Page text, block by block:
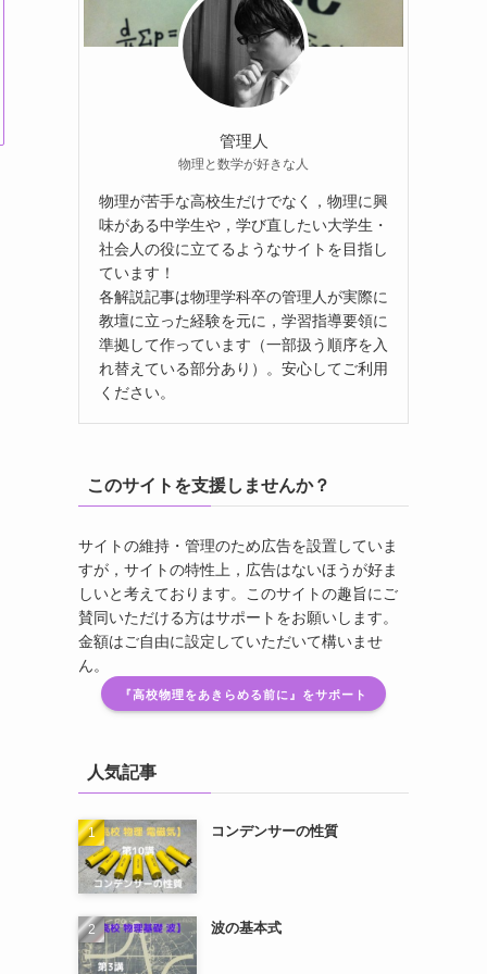
管理人
物理と数学が好きな人
物理が苦手な高校生だけでなく，物理に興
味がある中学生や，学び直したい大学生・
社会人の役に立てるようなサイトを目指し
ています！
各解説記事は物理学科卒の管理人が実際に
教壇に立った経験を元に，学習指導要領に
準拠して作っています（一部扱う順序を入
れ替えている部分あり）。安心してご利用
ください。
このサイトを支援しませんか？
サイトの維持・管理のため広告を設置していま
すが，サイトの特性上，広告はないほうが好ま
しいと考えております。このサイトの趣旨にご
賛同いただける方はサポートをお願いします。
金額はご自由に設定していただいて構いませ
ん。
『高校物理をあきらめる前に』をサポート
人気記事
コンデンサーの性質
波の基本式